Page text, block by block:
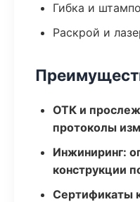
Гибка и
Раскрой и
ОТК и
протоколы
Инжиниринг:
конструкции
Сертификаты